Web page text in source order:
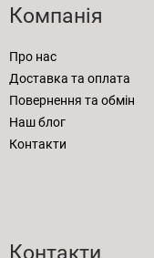
Компанія
Про нас
Доставка та оплата
Повернення та обмін
Наш блог
Контакти
Контакти